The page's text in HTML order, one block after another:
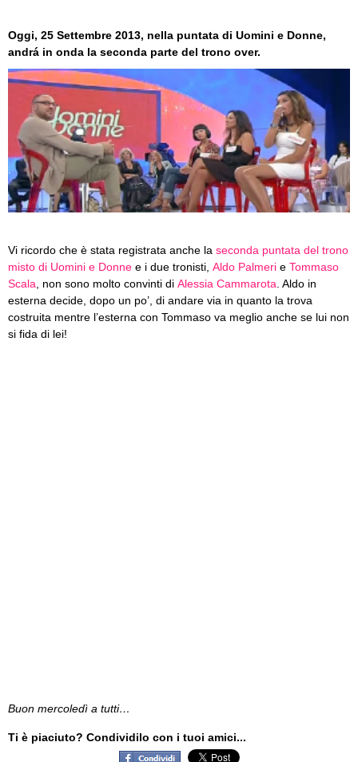
Oggi, 25 Settembre 2013, nella puntata di Uomini e Donne,
andrá in onda la seconda parte del trono over.
Vi ricordo che è stata registrata anche la seconda puntata del trono
misto di Uomini e Donne e i due tronisti, Aldo Palmeri e Tommaso
Scala , non sono molto convinti di Alessia Cammarota . Aldo in
esterna decide, dopo un po’, di andare via in quanto la trova
costruita mentre l’esterna con Tommaso va meglio anche se lui non
si fida di lei!
Buon mercoledì a tutti…
Ti è piaciuto? Condividilo con i tuoi amici...